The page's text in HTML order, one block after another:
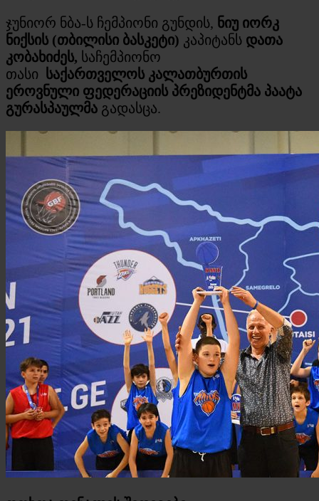
ჯუნიორ ნბა-ს ჩემპიონი გუნდის, ნიუ იორკ
ნიქსის (თბილისი ბასკეტი) კაპიტანს დათა
კობახიძეს, საჩემპიონო
თასი საქართველოს კალათბურთის
ეროვნული ფედერაციის პრეზიდენტმა პაატა
გურასპაულმა გადასცა.